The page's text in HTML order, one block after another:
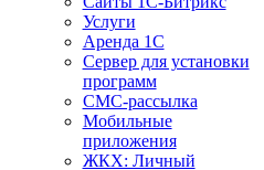
Услуги
Аренда 1С
Сервер для установки
программ
СМС-рассылка
Мобильные
приложения
ЖКХ: Личный